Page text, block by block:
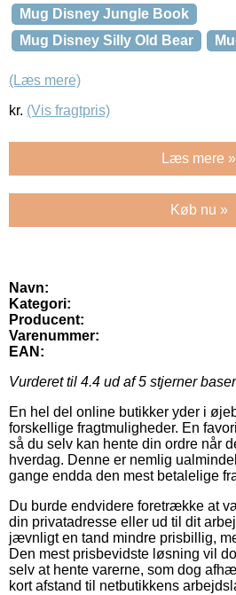
Mug Disney Jungle Book
Mug Disney Silly Old Bear
(Læs mere)
kr. (Vis fragtpris)
Læs mere »
Køb nu »
Navn:
Kategori:
Producent:
Varenummer:
EAN:
Vurderet til 4.4 ud af 5 stjerner
En hel del online butikker yder i
forskellige fragtmuligheder. En
så du selv kan hente din ordre når
hverdag. Denne er nemlig
gange endda den mest betalelige
Du burde endvidere foretrække at
din privatadresse eller ud til dit
jævnligt en tand mindre prisbillig,
Den mest prisbevidste løsning vil
selv at hente varerne, som dog
kort afstand til netbutikkens